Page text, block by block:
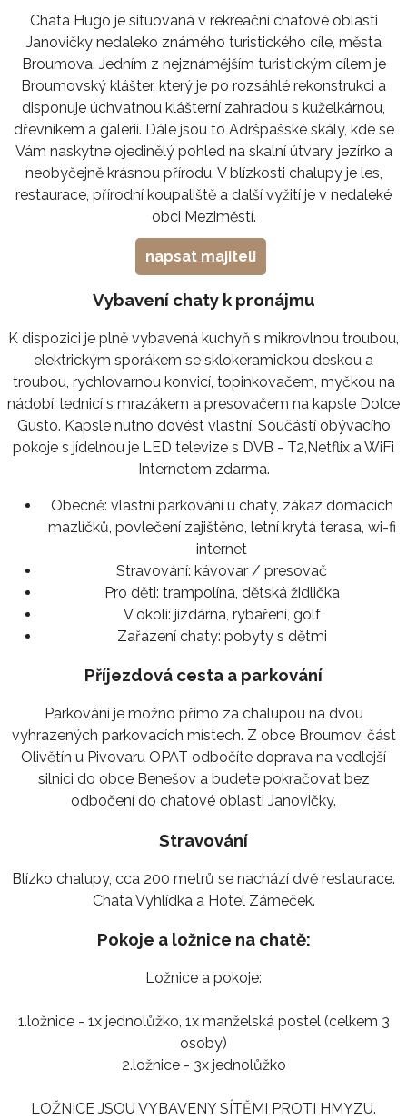
Chata Hugo je situovaná v rekreační chatové oblasti
Janovičky nedaleko známého turistického cíle, města
Broumova. Jedním z nejznámějším turistickým cílem je
Broumovský klášter, který je po rozsáhlé rekonstrukci a
disponuje úchvatnou klášterní zahradou s kuželkárnou,
dřevníkem a galerií. Dále jsou to Adršpašské skály, kde se
Vám naskytne ojedinělý pohled na skalní útvary, jezírko a
neobyčejně krásnou přírodu. V blízkosti chalupy je les,
restaurace, přírodní koupaliště a další vyžití je v nedaleké
obci Meziměstí.
napsat majiteli
Vybavení chaty k pronájmu
K dispozici je plně vybavená kuchyň s mikrovlnou troubou,
elektrickým sporákem se sklokeramickou deskou a
troubou, rychlovarnou konvicí, topinkovačem, myčkou na
nádobí, lednicí s mrazákem a presovačem na kapsle Dolce
Gusto. Kapsle nutno dovést vlastní. Součástí obývacího
pokoje s jídelnou je LED televize s DVB - T2,Netflix a WiFi
Internetem zdarma.
Obecně: vlastní parkování u chaty, zákaz domácích
mazlíčků, povlečení zajištěno, letní krytá terasa, wi-fi
internet
Stravování: kávovar / presovač
Pro děti: trampolína, dětská židlička
V okolí: jízdárna, rybaření, golf
Zařazení chaty: pobyty s dětmi
Příjezdová cesta a parkování
Parkování je možno přímo za chalupou na dvou
vyhrazených parkovacích místech. Z obce Broumov, část
Olivětín u Pivovaru OPAT odbočíte doprava na vedlejší
silnici do obce Benešov a budete pokračovat bez
odbočení do chatové oblasti Janovičky.
Stravování
Blízko chalupy, cca 200 metrů se nachází dvě restaurace.
Chata Vyhlídka a Hotel Zámeček.
Pokoje a ložnice na chatě:
Ložnice a pokoje:
1.ložnice - 1x jednolůžko, 1x manželská postel (celkem 3
osoby)
2.ložnice - 3x jednolůžko
LOŽNICE JSOU VYBAVENY SÍTĚMI PROTI HMYZU.